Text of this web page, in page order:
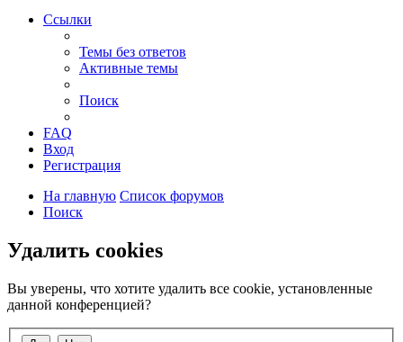
Ссылки
Темы без ответов
Активные темы
Поиск
FAQ
Вход
Регистрация
На главную Список форумов
Поиск
Удалить cookies
Вы уверены, что хотите удалить все cookie, установленные
данной конференцией?